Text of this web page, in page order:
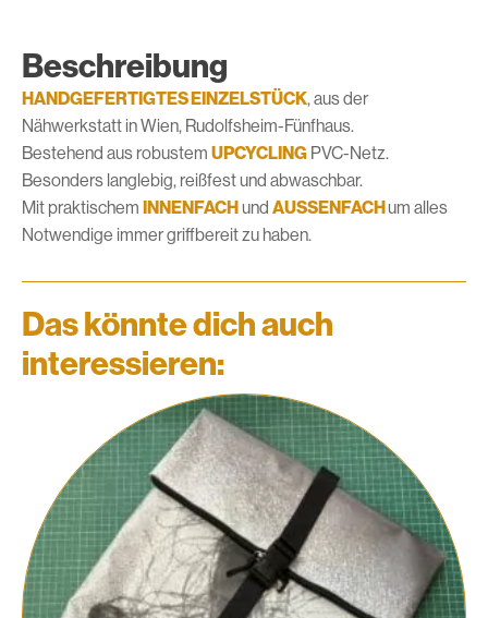
Beschreibung
HANDGEFERTIGTES EINZELSTÜCK, aus der
Nähwerkstatt in Wien, Rudolfsheim-Fünfhaus.
Bestehend aus robustem UPCYCLING PVC-Netz.
Besonders langlebig, reißfest und abwaschbar.
Mit praktischem INNENFACHund AUSSENFACHum alles
Notwendige immer griffbereit zu haben.
Das könnte dich auch
interessieren: